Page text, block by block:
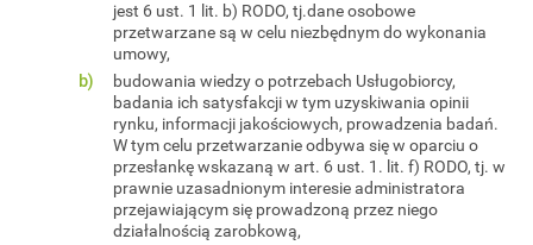
jest 6 ust. 1 lit. b) RODO, tj.dane osobowe
przetwarzane są w celu niezbędnym do wykonania
umowy,
budowania wiedzy o potrzebach Usługobiorcy,
badania ich satysfakcji w tym uzyskiwania opinii
rynku, informacji jakościowych, prowadzenia badań.
W tym celu przetwarzanie odbywa się w oparciu o
przesłankę wskazaną w art. 6 ust. 1. lit. f) RODO, tj. w
prawnie uzasadnionym interesie administratora
przejawiającym się prowadzoną przez niego
działalnością zarobkową,